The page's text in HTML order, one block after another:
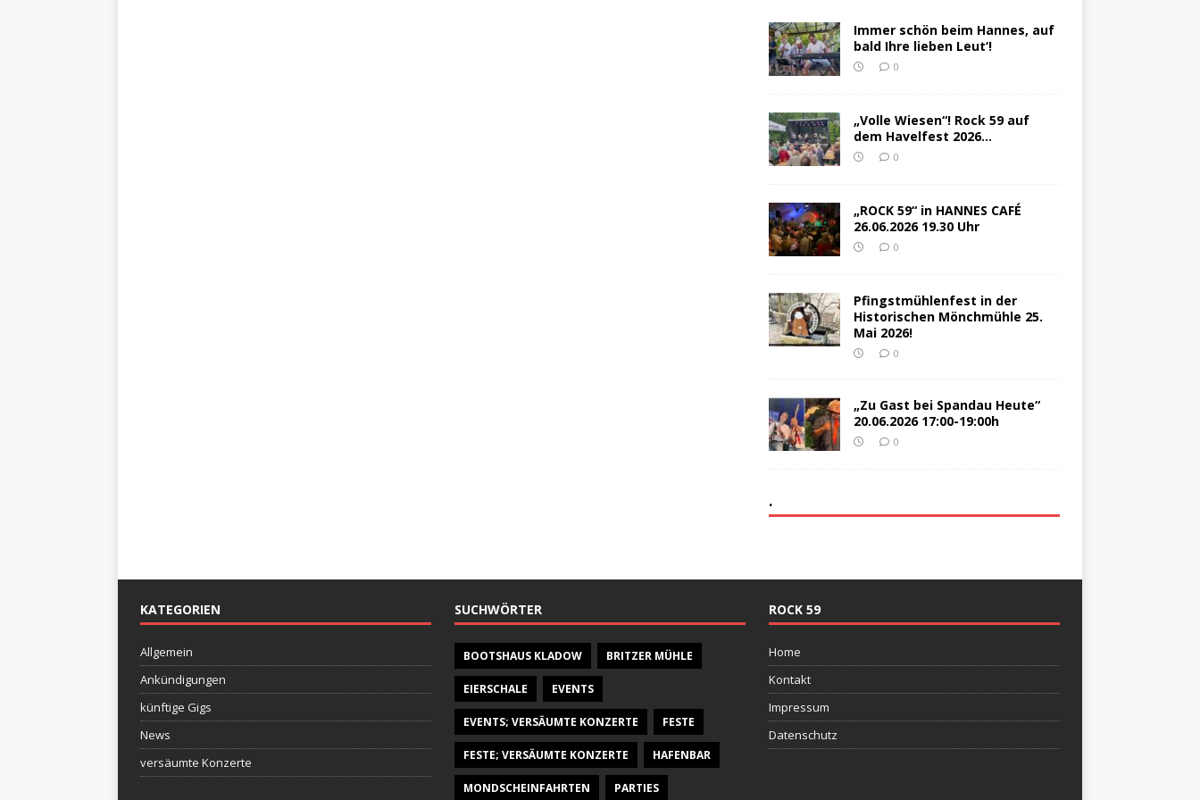
Immer schön beim Hannes, auf
bald Ihre lieben Leut‘!
0
„Volle Wiesen“! Rock 59 auf
dem Havelfest 2026…
0
„ROCK 59“ in HANNES CAFÉ
26.06.2026 19.30 Uhr
0
Pfingstmühlenfest in der
Historischen Mönchmühle 25.
Mai 2026!
0
„Zu Gast bei Spandau Heute“
20.06.2026 17:00-19:00h
0
.
KATEGORIEN
Allgemein
Ankündigungen
künftige Gigs
News
versäumte Konzerte
SUCHWÖRTER
BOOTSHAUS KLADOW BRITZER MÜHLE
EIERSCHALE EVENTS
EVENTS; VERSÄUMTE KONZERTE FESTE
FESTE; VERSÄUMTE KONZERTE HAFENBAR
MONDSCHEINFAHRTEN PARTIES
ROCK 59
Home
Kontakt
Impressum
Datenschutz